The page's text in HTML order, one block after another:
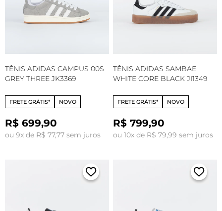
TÊNIS ADIDAS CAMPUS 00S
GREY THREE JK3369
FRETE GRÁTIS* NOVO
R$ 699,90
ou 9x de R$ 77,77 sem juros
TÊNIS ADIDAS SAMBAE
WHITE CORE BLACK JI1349
FRETE GRÁTIS* NOVO
R$ 799,90
ou 10x de R$ 79,99 sem juros